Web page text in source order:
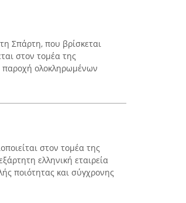
Σπάρτη, που βρίσκεται
στον τομέα της
παροχή ολοκληρωμένων
στον τομέα της
ελληνική εταιρεία
ποιότητας και σύγχρονης